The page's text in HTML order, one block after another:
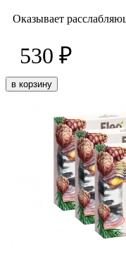
Оказывает
530 ₽
в корзину